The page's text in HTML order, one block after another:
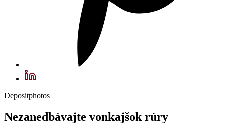
Depositphotos
Nezanedbávajte vonkajšok rúry